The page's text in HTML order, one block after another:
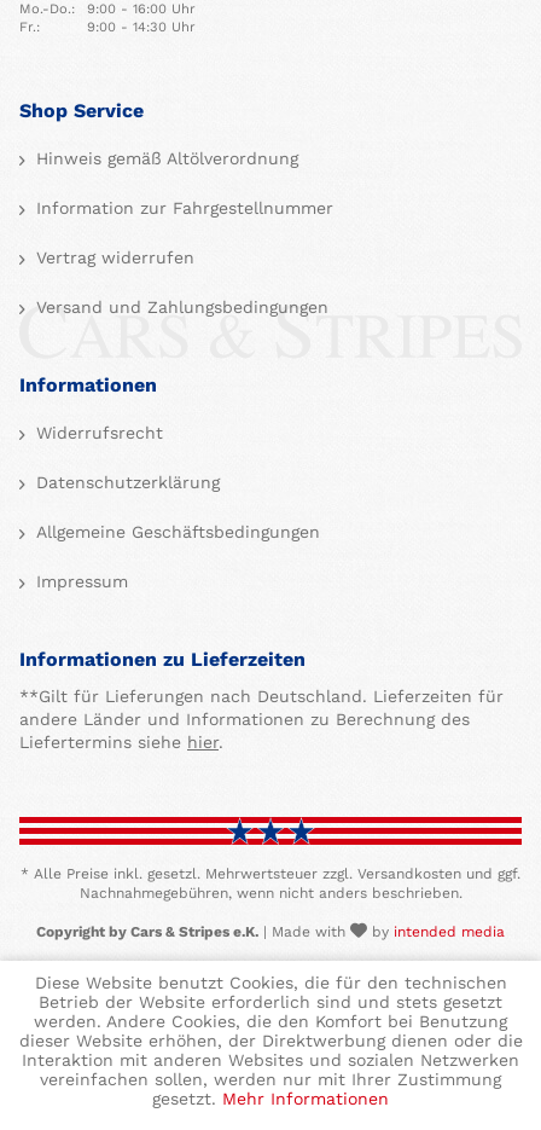
Mo.-Do.:
9:00 - 16:00 Uhr
Fr.:
9:00 - 14:30 Uhr
Shop Service
Hinweis gemäß Altölverordnung
Information zur Fahrgestellnummer
Vertrag widerrufen
Versand und Zahlungsbedingungen
Informationen
Widerrufsrecht
Datenschutzerklärung
Allgemeine Geschäftsbedingungen
Impressum
Informationen zu Lieferzeiten
**Gilt für Lieferungen nach Deutschland. Lieferzeiten für
andere Länder und Informationen zu Berechnung des
Liefertermins siehe hier.
* Alle Preise inkl. gesetzl. Mehrwertsteuer zzgl. Versandkosten und ggf.
Nachnahmegebühren, wenn nicht anders beschrieben.
Copyright by Cars & Stripes e.K. | Made with by intended media
Diese Website benutzt Cookies, die für den technischen
Betrieb der Website erforderlich sind und stets gesetzt
werden. Andere Cookies, die den Komfort bei Benutzung
dieser Website erhöhen, der Direktwerbung dienen oder die
Interaktion mit anderen Websites und sozialen Netzwerken
vereinfachen sollen, werden nur mit Ihrer Zustimmung
gesetzt. Mehr Informationen